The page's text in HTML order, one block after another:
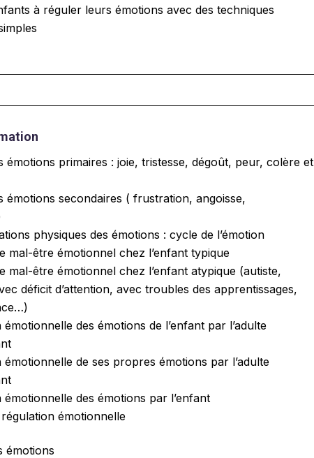
à réguler leurs émotions avec des techniques
émotions primaires : joie, tristesse, dégoût, peur, colère et
émotions secondaires ( frustration, angoisse,
physiques des émotions : cycle de l’émotion
mal-être émotionnel chez l’enfant typique
mal-être émotionnel chez l’enfant atypique (autiste,
déficit d’attention, avec troubles des apprentissages,
émotionnelle des émotions de l’enfant par l’adulte
émotionnelle de ses propres émotions par l’adulte
émotionnelle des émotions par l’enfant
émotionnelle
émotions